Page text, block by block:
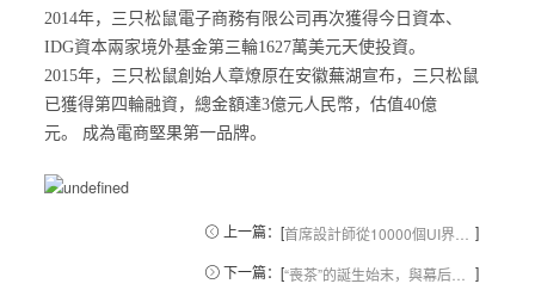
2014年，三只松鼠電子商務有限公司再次獲得今日資本、
IDG資本兩家境外基金第三輪1627萬美元天使投資。
2015年，三只松鼠創始人章燎原在安徽蕪湖宣布，三只松鼠
已獲得第四輪融資，總金額達3億元人民幣，估值40億
元。 成為電商堅果第一品牌。
上一篇：[
]
下一篇：[
“喪茶”的誕生始末，與幕后的品牌營銷分析
]